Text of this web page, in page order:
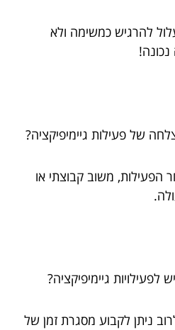
להרגיש כמשימה ולא
של פעילות גיימיפיקציה?
משוב קבוצתי או
לפעילויות גיימיפיקציה?
ניתן לקבוע מסגרת זמן של